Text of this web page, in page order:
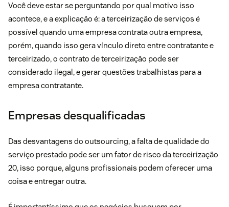
Você deve estar se perguntando por qual motivo isso
acontece, e a explicação é: a terceirização de serviços é
possível quando uma empresa contrata outra empresa,
porém, quando isso gera vínculo direto entre contratante e
terceirizado, o contrato de terceirização pode ser
considerado ilegal, e gerar questões trabalhistas para a
empresa contratante.
Empresas desqualificadas
Das desvantagens do outsourcing, a falta de qualidade do
serviço prestado pode ser um fator de risco da terceirização
20, isso porque, alguns profissionais podem oferecer uma
coisa e entregar outra.